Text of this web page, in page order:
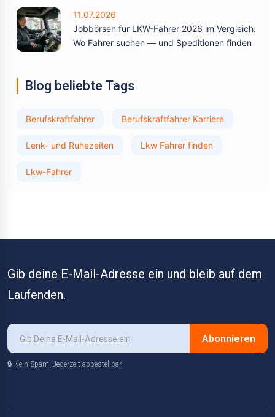
11.07.2026
Jobbörsen für LKW-Fahrer 2026 im Vergleich:
Wo Fahrer suchen — und Speditionen finden
Blog beliebte Tags
Berufskraftfahrer Berufskraftfahrer Karriere
Lenk- und Ruhezeiten Lkw Fahrer finden
Lkw-Fahrer
Gib deine E-Mail-Adresse ein und bleib auf dem
Laufenden.
Abonnieren
🔒 Kein Spam. Jederzeit abbestellbar.